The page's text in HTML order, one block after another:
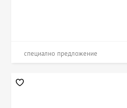
специално предложение